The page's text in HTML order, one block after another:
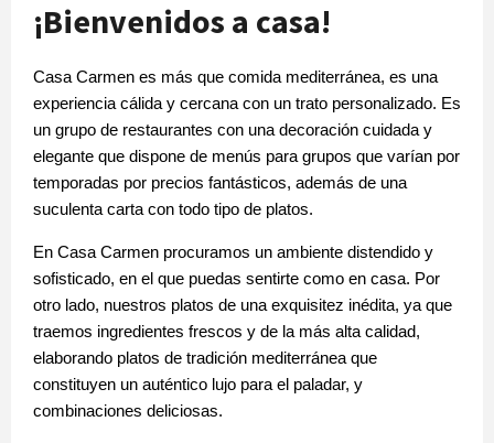
¡Bienvenidos a casa!
Casa Carmen es más que comida mediterránea, es una
experiencia cálida y cercana con un trato personalizado. Es
un grupo de restaurantes con una decoración cuidada y
elegante que dispone de menús para grupos que varían por
temporadas por precios fantásticos, además de una
suculenta carta con todo tipo de platos.
En Casa Carmen procuramos un ambiente distendido y
sofisticado, en el que puedas sentirte como en casa. Por
otro lado, nuestros platos de una exquisitez inédita, ya que
traemos ingredientes frescos y de la más alta calidad,
elaborando platos de tradición mediterránea que
constituyen un auténtico lujo para el paladar, y
combinaciones deliciosas.